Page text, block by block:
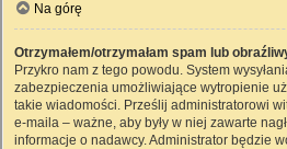
Na górę
Otrzymałem/otrzymałam spam lub
Przykro nam z tego powodu. System
zabezpieczenia umożliwiające wytropienie
takie wiadomości. Prześlij administratorowi
e-maila – ważne, aby były w niej zawarte
informacje o nadawcy. Administrator będzie